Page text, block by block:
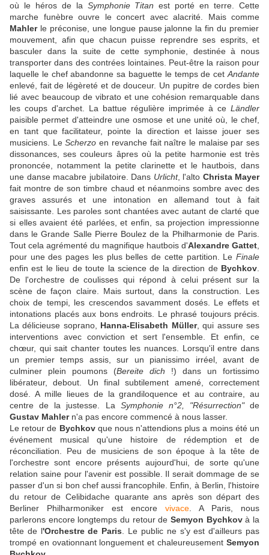
où le héros de la Symphonie Titan est porté en terre. Cette
marche funèbre ouvre le concert avec alacrité. Mais comme
Mahlerle préconise, une longue pause jalonne la fin du premier
mouvement, afin que chacun puisse reprendre ses esprits, et
basculer dans la suite de cette symphonie, destinée à nous
transporter dans des contrées lointaines. Peut-être la raison pour
laquelle le chef abandonne sa baguette le temps de cet Andante
enlevé, fait de légèreté et de douceur. Un pupitre de cordes bien
lié avec beaucoup de vibrato et une cohésion remarquable dans
les coups d'archet. La battue régulière imprimée à ce Ländler
paisible permet d'atteindre une osmose et une unité où, le chef,
en tant que facilitateur, pointe la direction et laisse jouer ses
musiciens. LeScherzo en revanche fait naître le malaise par ses
dissonances, ses couleurs âpres où la petite harmonie est très
prononcée, notamment la petite clarinette et le hautbois, dans
une danse macabre jubilatoire. Dans Urlicht, l'alto Christa Mayer
fait montre de son timbre chaud et néanmoins sombre avec des
graves assurés et une intonation en allemand tout à fait
saisissante. Les paroles sont chantées avec autant de clarté que
si elles avaient été parlées, et enfin, sa projection impressionne
dans le Grande Salle Pierre Boulez de la Philharmonie de Paris.
Tout cela agrémenté du magnifique hautbois d'Alexandre Gattet
pour une des pages les plus belles de cette partition. Le Finale
enfin est le lieu de toute la science de la direction de Bychkov
De l'orchestre de coulisses qui répond à celui présent sur la
scène de façon claire. Mais surtout, dans la construction. Les
choix de tempi, les crescendos savamment dosés. Le effets et
intonations placés aux bons endroits. Le phrasé toujours précis.
La délicieuse soprano, Hanna-Elisabeth Müller, qui assure ses
interventions avec conviction et sert l'ensemble. Et enfin, ce
chœur, qui sait chanter toutes les nuances. Lorsqu'il entre dans
un premier temps assis, sur un pianissimo irréel, avant de
culminer plein poumons (Bereite dich !) dans un fortissimo
libérateur, debout. Un final subtilement amené, correctement
dosé. A mille lieues de la grandiloquence et au contraire, au
centre de la justesse. La Symphonie n°2, "Résurrection"de
Gustav Mahlern'a pas encore commencé à nous lasser.
Le retour de Bychkovque nous n'attendions plus a moins été un
événement musical qu'une histoire de rédemption et de
réconciliation. Peu de musiciens de son époque à la tête de
l'orchestre sont encore présents aujourd'hui, de sorte qu'une
relation saine pour l'avenir est possible. Il serait dommage de se
passer d'un si bon chef aussi francophile. Enfin, à Berlin, l'histoire
du retour de Celibidache quarante ans après son départ des
Berliner Philharmoniker est encore vivace . A Paris, nous
parlerons encore longtemps du retour de Semyon Bychkovà la
tête de l'Orchestre de Paris . Le public ne s'y est d'ailleurs pas
trompé en ovationnant longuement et chaleureusement Semyon